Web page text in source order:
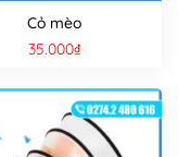
Cỏ mèo
35.000₫